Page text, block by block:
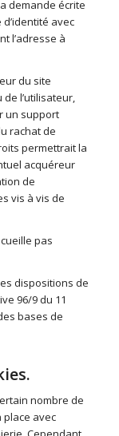
demande écrite
avec
l’adresse à
du site
de l’utilisateur,
un support
rachat de
permettrait la
acquéreur
de
vis à vis de
pas
dispositions de
96/9 du 11
bases de
nombre de
place avec